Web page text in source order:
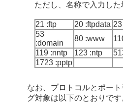
ただし、名称で入力し
21 :ftp 20 :ftpdata
53
:domain
80 :www
119 :nntp
123 :ntp
1723 :pptp
なお、プロトコルとポー
グ対象は以下のとおりです